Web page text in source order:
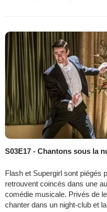
S03E17 - Chantons sous la
Flash et Supergirl sont piégés
retrouvent coincés dans une
comédie musicale. Privés de
chanter dans un night-club et